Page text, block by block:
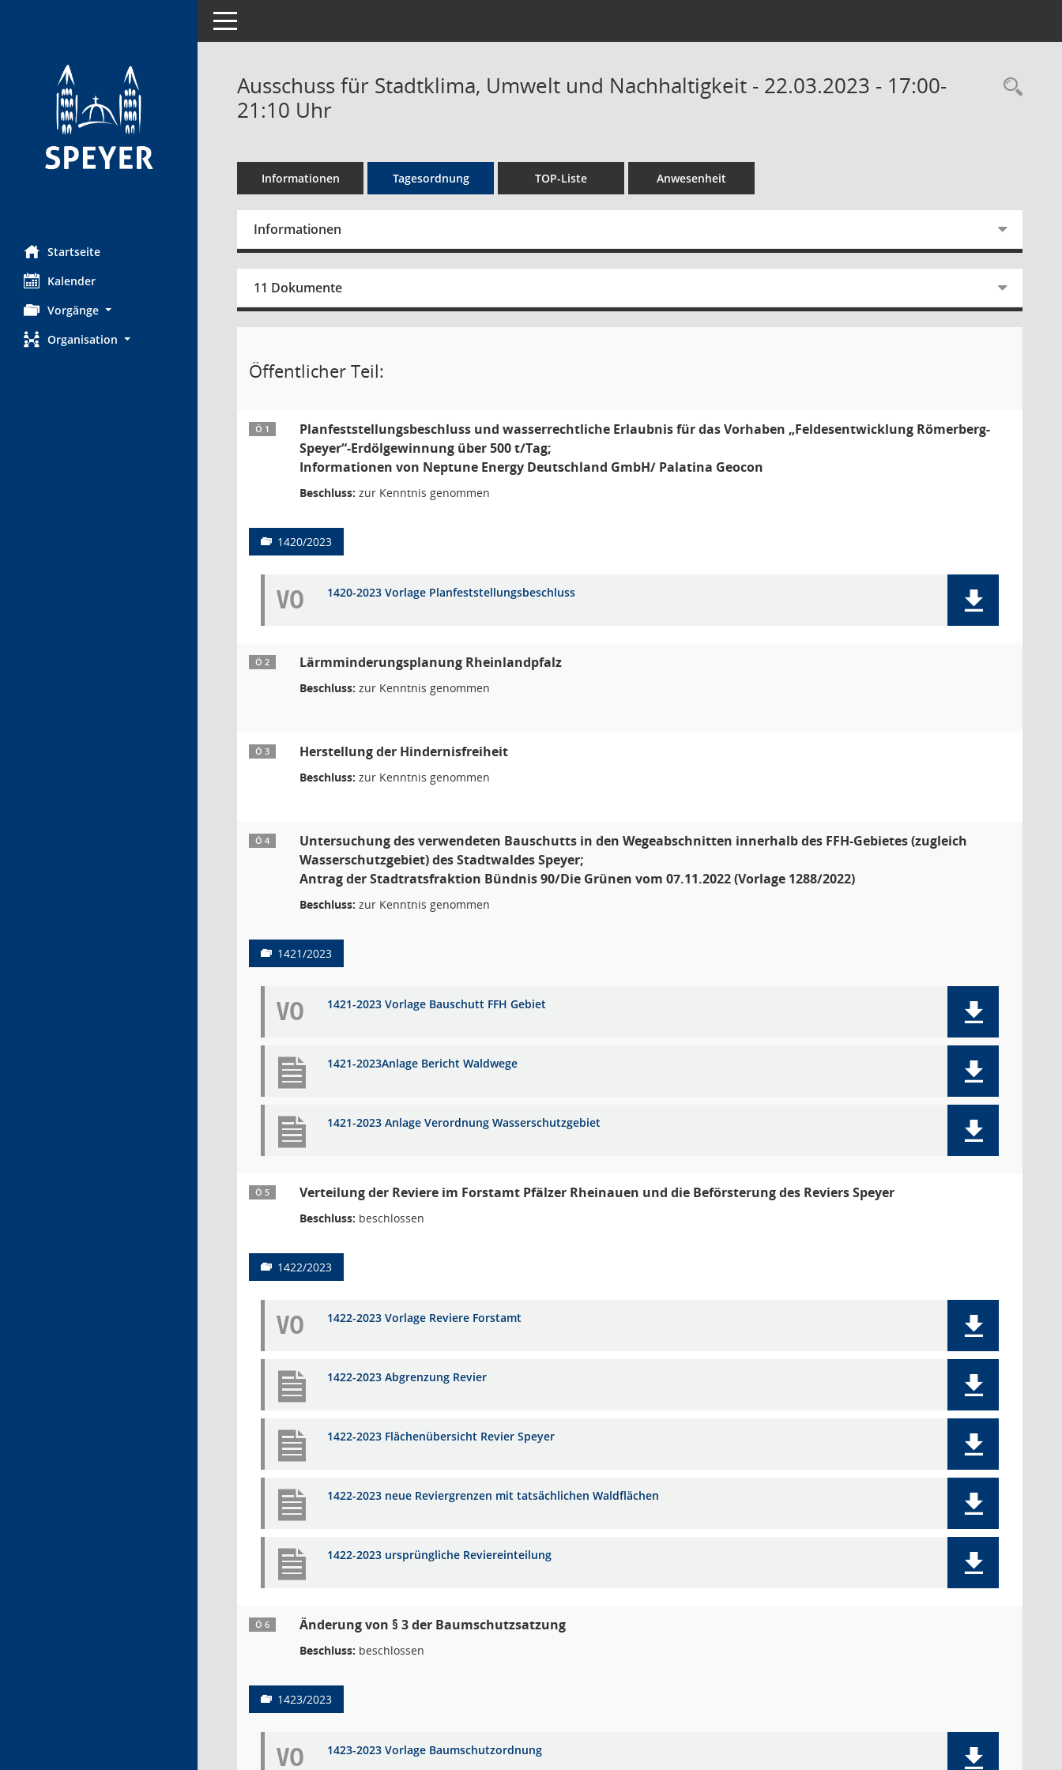
Startseite
Kalender
Vorgänge
Organisation
Toggle navigation
Ausschuss für Stadtklima, Umwelt und Nachhaltigkeit - 22.03.2023 - 17:00-
21:10 Uhr
Informationen Tagesordnung TOP-Liste Anwesenheit
Informationen
11 Dokumente
Öffentlicher Teil:
Ö 1
Planfeststellungsbeschluss und wasserrechtliche Erlaubnis für das Vorhaben „Feldesentwicklung Römerberg-
Speyer“-Erdölgewinnung über 500 t/Tag;
Informationen von Neptune Energy Deutschland GmbH/ Palatina Geocon
Beschluss: zur Kenntnis genommen
1420/2023
VO 1420-2023 Vorlage Planfeststellungsbeschluss
Ö 2 Lärmminderungsplanung Rheinlandpfalz
Beschluss: zur Kenntnis genommen
Ö 3 Herstellung der Hindernisfreiheit
Beschluss: zur Kenntnis genommen
Ö 4
Untersuchung des verwendeten Bauschutts in den Wegeabschnitten innerhalb des FFH-Gebietes (zugleich
Wasserschutzgebiet) des Stadtwaldes Speyer;
Antrag der Stadtratsfraktion Bündnis 90/Die Grünen vom 07.11.2022 (Vorlage 1288/2022)
Beschluss: zur Kenntnis genommen
1421/2023
VO 1421-2023 Vorlage Bauschutt FFH Gebiet
1421-2023Anlage Bericht Waldwege
1421-2023 Anlage Verordnung Wasserschutzgebiet
Ö 5 Verteilung der Reviere im Forstamt Pfälzer Rheinauen und die Beförsterung des Reviers Speyer
Beschluss: beschlossen
1422/2023
VO 1422-2023 Vorlage Reviere Forstamt
1422-2023 Abgrenzung Revier
1422-2023 Flächenübersicht Revier Speyer
1422-2023 neue Reviergrenzen mit tatsächlichen Waldflächen
1422-2023 ursprüngliche Reviereinteilung
Ö 6 Änderung von § 3 der Baumschutzsatzung
Beschluss: beschlossen
1423/2023
VO 1423-2023 Vorlage Baumschutzordnung